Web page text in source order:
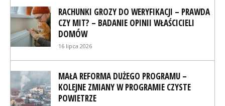
RACHUNKI GROZY DO WERYFIKACJI – PRAWDA
CZY MIT? – BADANIE OPINII WŁAŚCICIELI
DOMÓW
16 lipca 2026
MAŁA REFORMA DUŻEGO PROGRAMU –
KOLEJNE ZMIANY W PROGRAMIE CZYSTE
POWIETRZE